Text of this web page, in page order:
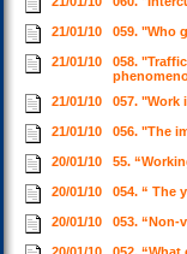
21/01/10 059. "Who
21/01/10
058.
21/01/10
057.
21/01/10 056. "The
20/01/10 55.
20/01/10 054. “ The
20/01/10 053.